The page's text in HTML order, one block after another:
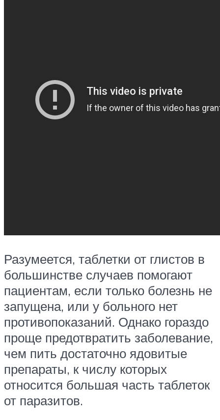
Разумеется, таблетки от глистов в
большинстве случаев помогают
пациентам, если только болезнь не
запущена, или у больного нет
противопоказаний. Однако гораздо
проще предотвратить заболевание,
чем пить достаточно ядовитые
препараты, к числу которых
относится большая часть таблеток
от паразитов.